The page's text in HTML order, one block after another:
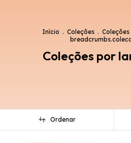
Início . Coleções .
Coleções por
Ordenar